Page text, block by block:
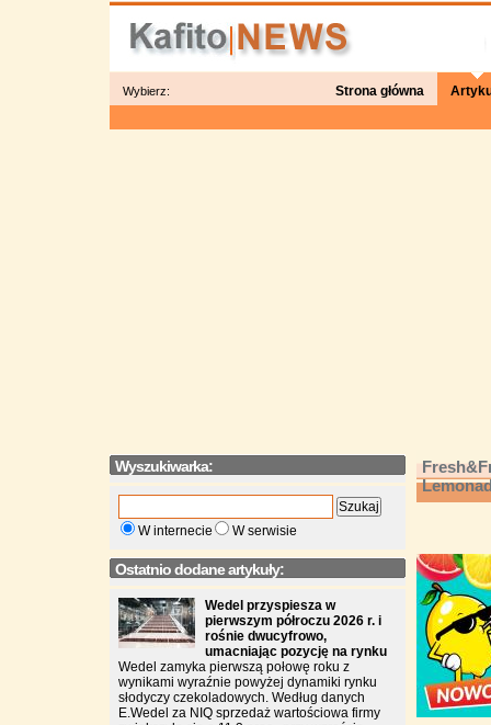
Wybierz: Strona główna
Wyszukiwarka:
W internecie W serwisie
Ostatnio dodane artykuły:
Wedel przyspiesza w
pierwszym półroczu 2026 r. i
rośnie dwucyfrowo,
umacniając pozycję na rynku
Wedel zamyka pierwszą połowę roku z
wynikami wyraźnie powyżej dynamiki rynku
słodyczy czekoladowych. Według danych
E.Wedel za NIQ sprzedaż wartościowa firmy